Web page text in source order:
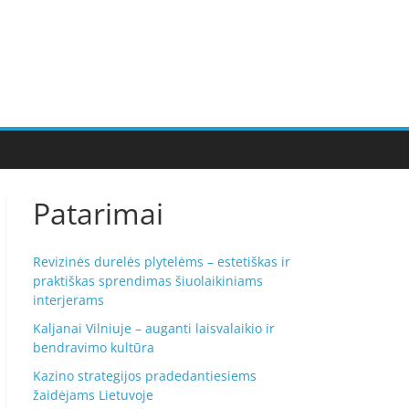
Patarimai
Revizinės durelės plytelėms – estetiškas ir
praktiškas sprendimas šiuolaikiniams
interjerams
Kaljanai Vilniuje – auganti laisvalaikio ir
bendravimo kultūra
Kazino strategijos pradedantiesiems
žaidėjams Lietuvoje